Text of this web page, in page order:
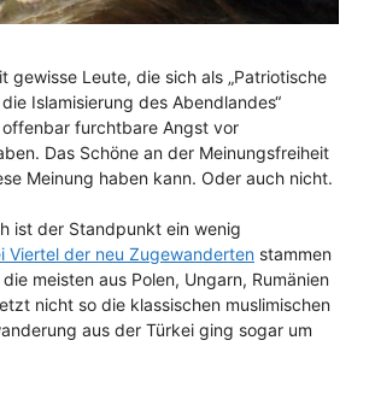
gewisse Leute, die sich als „Patriotische
Islamisierung des Abendlandes“
furchtbare Angst vor
Das Schöne an der Meinungsfreiheit
Meinung haben kann. Oder auch nicht.
ist der Standpunkt ein wenig
Viertel der neu Zugewanderten stammen
meisten aus Polen, Ungarn, Rumänien
nicht so die klassischen muslimischen
aus der Türkei ging sogar um